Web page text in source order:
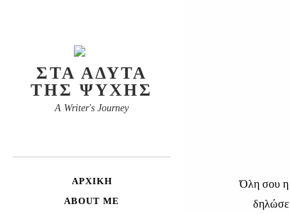
ΣΤΑ ΆΔΥΤΑ
ΤΗΣ ΨΥΧΉΣ
A Writer's Journey
ΑΡΧΙΚΉ
ABOUT ME
Όλη σου η